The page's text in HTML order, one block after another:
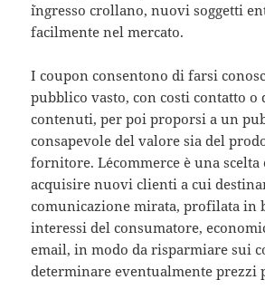
´ingresso crollano, nuovi soggetti
facilmente nel mercato.
I coupon consentono di farsi
pubblico vasto, con costi contatto o
contenuti, per poi proporsi a un
consapevole del valore sia del
fornitore. L´ecommerce è una
acquisire nuovi clienti a cui
comunicazione mirata, profilata in
interessi del consumatore,
email, in modo da risparmiare sui
determinare eventualmente prezzi